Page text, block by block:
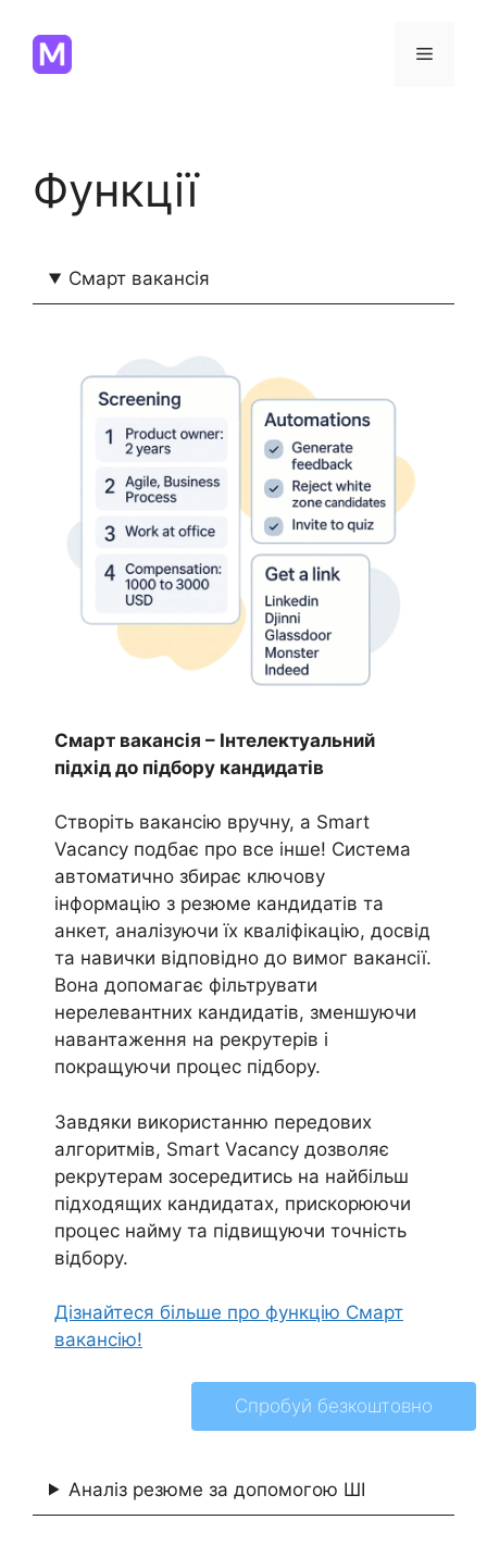
вмісту
Меню
Функції
Смарт вакансія
Смарт вакансія – Інтелектуальний
підхід до підбору кандидатів
Створіть вакансію вручну, а Smart
Vacancy подбає про все інше! Система
автоматично збирає ключову
інформацію з резюме кандидатів та
анкет, аналізуючи їх кваліфікацію, досвід
та навички відповідно до вимог вакансії.
Вона допомагає фільтрувати
нерелевантних кандидатів, зменшуючи
навантаження на рекрутерів і
покращуючи процес підбору.
Завдяки використанню передових
алгоритмів, Smart Vacancy дозволяє
рекрутерам зосередитись на найбільш
підходящих кандидатах, прискорюючи
процес найму та підвищуючи точність
відбору.
Дізнайтеся більше про функцію Смарт
вакансію!
Спробуй безкоштовно
Аналіз резюме за допомогою ШІ